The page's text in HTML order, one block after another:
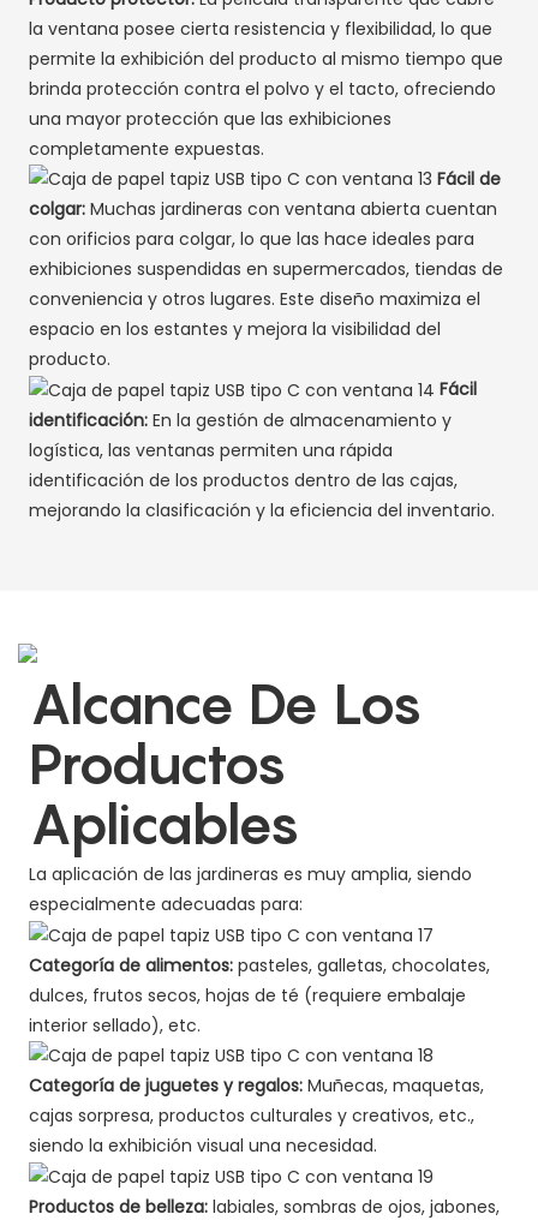
la ventana posee cierta resistencia y flexibilidad, lo que
permite la exhibición del producto al mismo tiempo que
brinda protección contra el polvo y el tacto, ofreciendo
una mayor protección que las exhibiciones
completamente expuestas.
Fácil de
colgar:Muchas jardineras con ventana abierta cuentan
con orificios para colgar, lo que las hace ideales para
exhibiciones suspendidas en supermercados, tiendas de
conveniencia y otros lugares. Este diseño maximiza el
espacio en los estantes y mejora la visibilidad del
producto.
Fácil
identificación:En la gestión de almacenamiento y
logística, las ventanas permiten una rápida
identificación de los productos dentro de las cajas,
mejorando la clasificación y la eficiencia del inventario.
Alcance De Los
Productos
Aplicables
La aplicación de las jardineras es muy amplia, siendo
especialmente adecuadas para:
Categoría de alimentos:pasteles, galletas, chocolates,
dulces, frutos secos, hojas de té (requiere embalaje
interior sellado), etc.
Categoría de juguetes y regalos:Muñecas, maquetas,
cajas sorpresa, productos culturales y creativos, etc.,
siendo la exhibición visual una necesidad.
Productos de belleza:labiales, sombras de ojos, jabones,